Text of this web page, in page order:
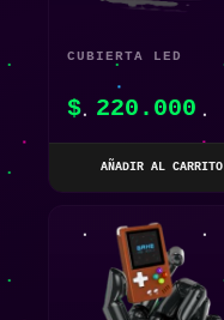
CUBIERTA LED
ACRÍLICA PARA
NINTENDO SWITCH /
$220.000
AÑADIR AL CARRITO